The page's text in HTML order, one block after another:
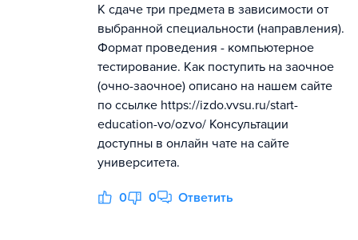
К сдаче три предмета в зависимости от
выбранной специальности (направления).
Формат проведения - компьютерное
тестирование. Как поступить на заочное
(очно-заочное) описано на нашем сайте
по ссылке https://izdo.vvsu.ru/start-
education-vo/ozvo/ Консультации
доступны в онлайн чате на сайте
университета.
0 0 Ответить